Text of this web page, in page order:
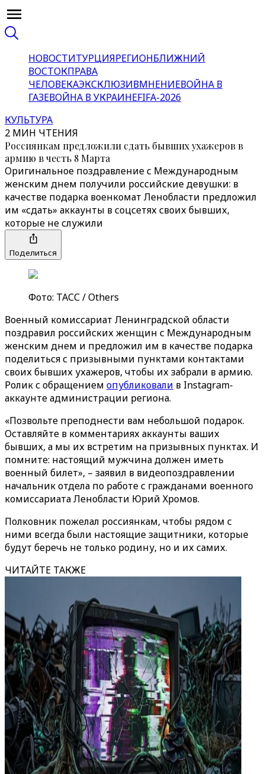
НОВОСТИТУРЦИЯРЕГИОНБЛИЖНИЙ
ВОСТОКПРАВА
ЧЕЛОВЕКАЭКСКЛЮЗИВМНЕНИЕВОЙНА В
ГАЗЕВОЙНА В УКРАИНЕFIFA-2026
КУЛЬТУРА
2 МИН ЧТЕНИЯ
Россиянкам предложили сдать бывших ухажеров в
армию в честь 8 Марта
Оригинальное поздравление с Международным
женским днем получили российские девушки: в
качестве подарка военкомат Ленобласти предложил
им «сдать» аккаунты в соцсетях своих бывших,
которые не служили
Поделиться
Фото: ТАСС / Others
Военный комиссариат Ленинградской области
поздравил российских женщин с Международным
женским днем и предложил им в качестве подарка
поделиться с призывными пунктами контактами
своих бывших ухажеров, чтобы их забрали в армию.
Ролик с обращением опубликовали в Instagram-
аккаунте администрации региона.
«Позвольте преподнести вам небольшой подарок.
Оставляйте в комментариях аккаунты ваших
бывших, а мы их встретим на призывных пунктах. И
помните: настоящий мужчина должен иметь
военный билет», – заявил в видеопоздравлении
начальник отдела по работе с гражданами военного
комиссариата Ленобласти Юрий Хромов.
Полковник пожелал россиянкам, чтобы рядом с
ними всегда были настоящие защитники, которые
будут беречь не только родину, но и их самих.
ЧИТАЙТЕ ТАКЖЕ